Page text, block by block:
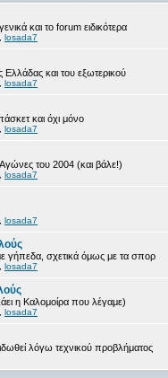
και το forum ειδικότερα
losada7
Ελλάδας και του εξωτερικού
losada7
και όχι μόνο
losada7
του 2004 (και βάλε!)
losada7
losada7
γήπεδα, σχετικά όμως με τα σπορ
losada7
η Καλομοίρα που λέγαμε)
losada7
λόγω τεχνικού προβλήματος